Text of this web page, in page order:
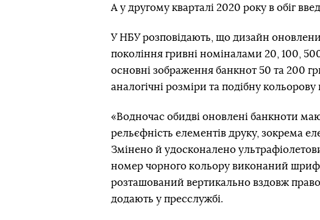
А у другому кварталі 2020 року в обіг
У НБУ розповідають, що дизайн
покоління гривні номіналами 20, 100,
основні зображення банкнот 50 та 200
аналогічні розміри та подібну кольорову
«Водночас обидві оновлені банкноти
рельєфність елементів друку, зокрема
Змінено й удосконалено
номер чорного кольору виконаний
розташований вертикально вздовж
додають у пресслужбі.